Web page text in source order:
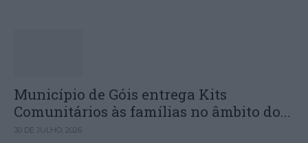
Município de Góis entrega Kits
Comunitários às famílias no âmbito do...
30 DE JULHO, 2026